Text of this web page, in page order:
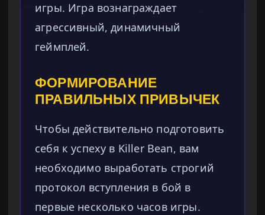
игры. Игра вознаграждает
агрессивный, динамичный
геймплей.
ФОРМИРОВАНИЕ
ПРАВИЛЬНЫХ ПРИВЫЧЕК
Чтобы действительно подготовить
себя к успеху в Killer Bean, вам
необходимо выработать строгий
протокол вступления в бой в
первые несколько часов игры.